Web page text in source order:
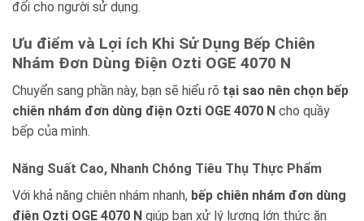
đối cho người sử dụng.
Ưu điểm và Lợi ích Khi Sử Dụng Bếp Chiên
Nhám Đơn Dùng Điện Ozti OGE 4070 N
Chuyển sang phần này, bạn sẽ hiểu rõ tại sao nên chọn bếp
chiên nhám đơn dùng điện Ozti OGE 4070 N cho quầy
bếp của mình.
Năng Suất Cao, Nhanh Chóng Tiêu Thụ Thực Phẩm
Với khả năng chiên nhám nhanh, bếp chiên nhám đơn dùng
điện Ozti OGE 4070 N giúp bạn xử lý lượng lớn thức ăn